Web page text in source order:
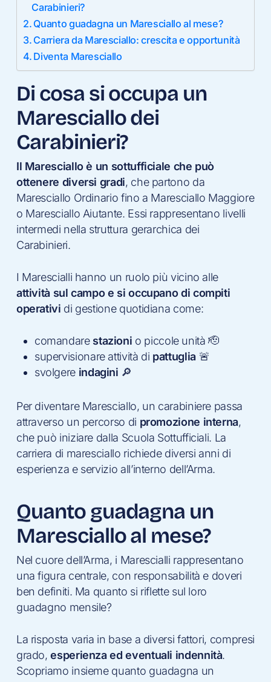
Carabinieri?
Quanto guadagna un Maresciallo al mese?
Carriera da Maresciallo: crescita e opportunità
Diventa Maresciallo
Di cosa si occupa un
Maresciallo dei
Carabinieri?
Il Maresciallo è un sottufficiale che può
ottenere diversi gradi, che partono da
Maresciallo Ordinario fino a Maresciallo Maggiore
o Maresciallo Aiutante. Essi rappresentano livelli
intermedi nella struttura gerarchica dei
Carabinieri.
I Marescialli hanno un ruolo più vicino alle
attività sul campo e si occupano di compiti
operativi di gestione quotidiana come:
comandare stazioni o piccole unità 🫡
supervisionare attività di pattuglia🚨
svolgere indagini 🔎
Per diventare Maresciallo, un carabiniere passa
attraverso un percorso di promozione interna,
che può iniziare dalla Scuola Sottufficiali. La
carriera di maresciallo richiede diversi anni di
esperienza e servizio all’interno dell’Arma.
Quanto guadagna un
Maresciallo al mese?
Nel cuore dell’Arma, i Marescialli rappresentano
una figura centrale, con responsabilità e doveri
ben definiti. Ma quanto si riflette sul loro
guadagno mensile?
La risposta varia in base a diversi fattori, compresi
grado,esperienza ed eventuali indennità.
Scopriamo insieme quanto guadagna un